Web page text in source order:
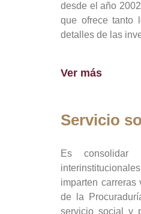
desde el año
que ofrece tanto
detalles de las
Ver más
Servicio
Es consolidar
imparten
de la
servicio social y